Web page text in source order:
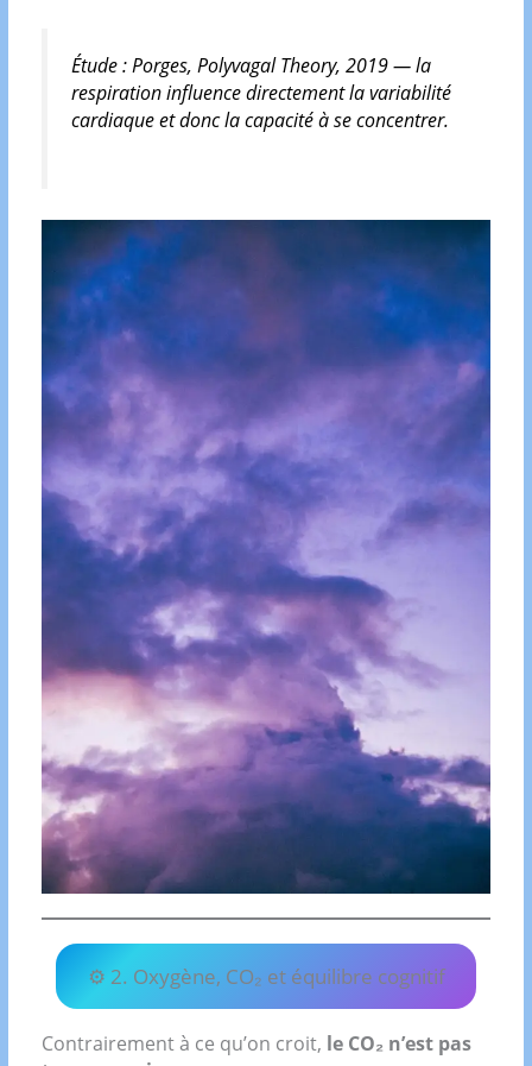
Étude :Porges, Polyvagal Theory, 2019— la
respiration influence directement la variabilité
cardiaque et donc la capacité à se concentrer.
⚙️ 2. Oxygène, CO₂ et équilibre cognitif
Contrairement à ce qu’on croit, le CO₂ n’est pas